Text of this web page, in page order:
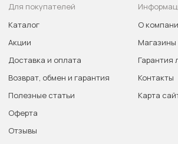
Для покупателей
Каталог
Акции
Доставка и оплата
Возврат, обмен и гарантия
Полезные статьи
Оферта
Отзывы
О
Магазины
Гарантия
Контакты
Карта